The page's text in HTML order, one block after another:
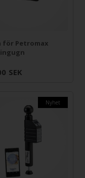
för Petromax
SEK
Nyhet